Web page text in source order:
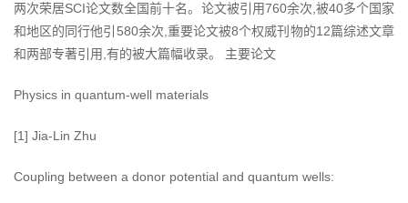
两次荣居SCI论文数全国前十名。论文被引用760余次,被40多个国家
和地区的同行他引580余次,重要论文被8个权威刊物的12篇综述文章
和两部专著引用,有的被大篇幅收录。 主要论文
Physics in quantum-well materials
[1] Jia-Lin Zhu
Coupling between a donor potential and quantum wells: